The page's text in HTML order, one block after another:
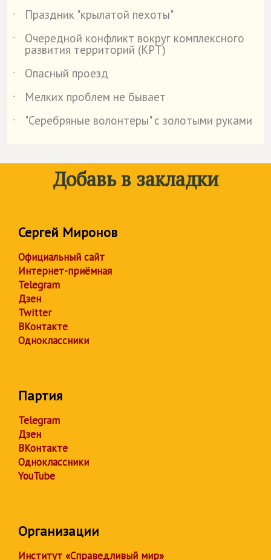
˙
Праздник "крылатой пехоты"
˙
Очередной конфликт вокруг комплексного
развития территорий (КРТ)
˙
Опасный проезд
˙
Мелких проблем не бывает
˙
"Серебряные волонтеры" с золотыми руками
Добавь в закладки
Сергей Миронов
Официальный сайт
Интернет-приёмная
Telegram
Дзен
Twitter
ВКонтакте
Одноклассники
Партия
Telegram
Дзен
ВКонтакте
Одноклассники
YouTube
Организации
Институт «Справедливый мир»